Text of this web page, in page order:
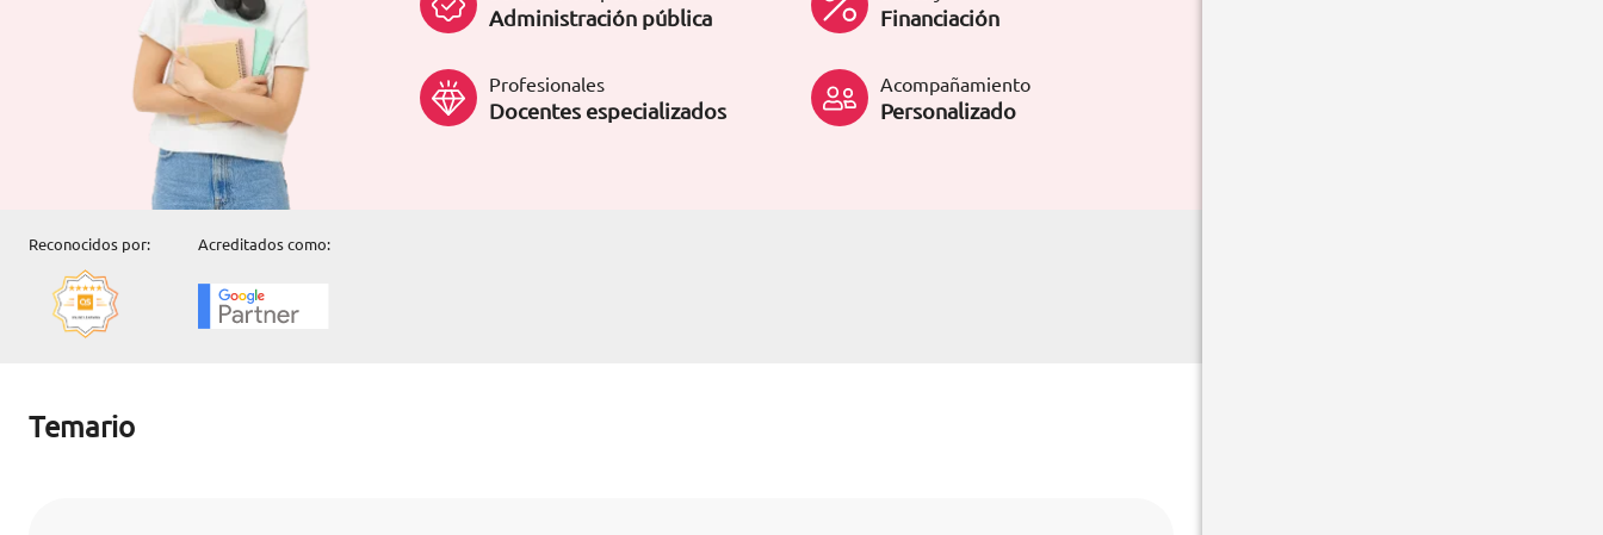
Administración pública Financiación
Profesionales
Docentes especializados
Acompañamiento
Personalizado
Reconocidos por: Acreditados como:
Temario